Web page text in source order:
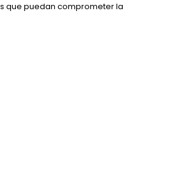
que puedan comprometer la